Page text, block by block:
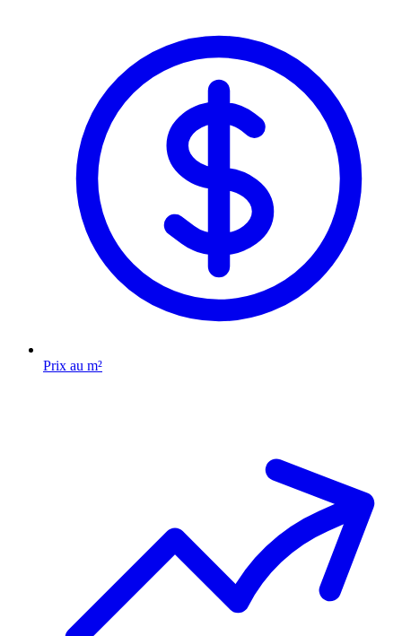
Prix au m²